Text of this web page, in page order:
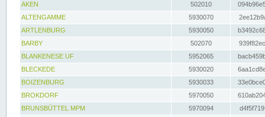
AKEN
502010
ALTENGAMME
5930070
ARTLENBURG
5930050
BARBY
502070
BLANKENESE UF
5952065
BLECKEDE
5930020
BOIZENBURG
5930033
BROKDORF
5970050
BRUNSBÜTTEL MPM
5970094